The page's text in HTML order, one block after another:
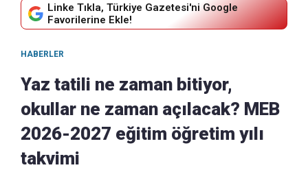
Linke Tıkla, Türkiye Gazetesi'ni Google
Favorilerine Ekle!
HABERLER
Yaz tatili ne zaman bitiyor,
okullar ne zaman açılacak? MEB
2026-2027 eğitim öğretim yılı
takvimi